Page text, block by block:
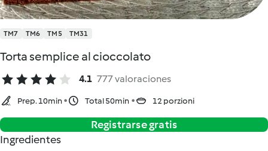
TM7 TM6 TM5 TM31
Torta semplice al cioccolato
4.1 777 valoraciones
Prep. 10min Total 50min 12 porzioni
Registrarse gratis
Ingredientes